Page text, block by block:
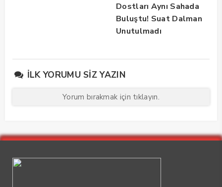
Dostları Aynı Sahada
Buluştu! Suat Dalman
Unutulmadı
İLK YORUMU SIZ YAZIN
Yorum bırakmak için tıklayın.